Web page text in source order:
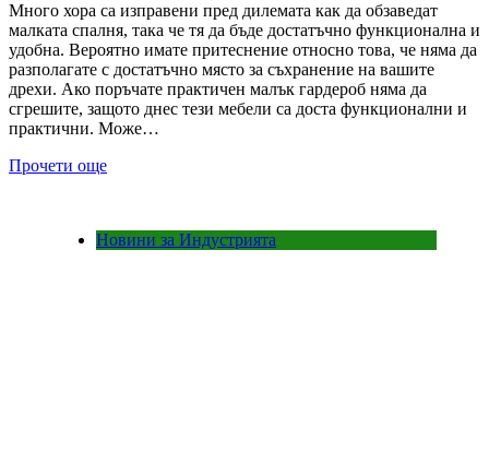
Много хора са изправени пред дилемата как да обзаведат
малката спалня, така че тя да бъде достатъчно функционална и
удобна. Вероятно имате притеснение относно това, че няма да
разполагате с достатъчно място за съхранение на вашите
дрехи. Ако поръчате практичен малък гардероб няма да
сгрешите, защото днес тези мебели са доста функционални и
практични. Може…
Прочети още
Новини за Индустрията